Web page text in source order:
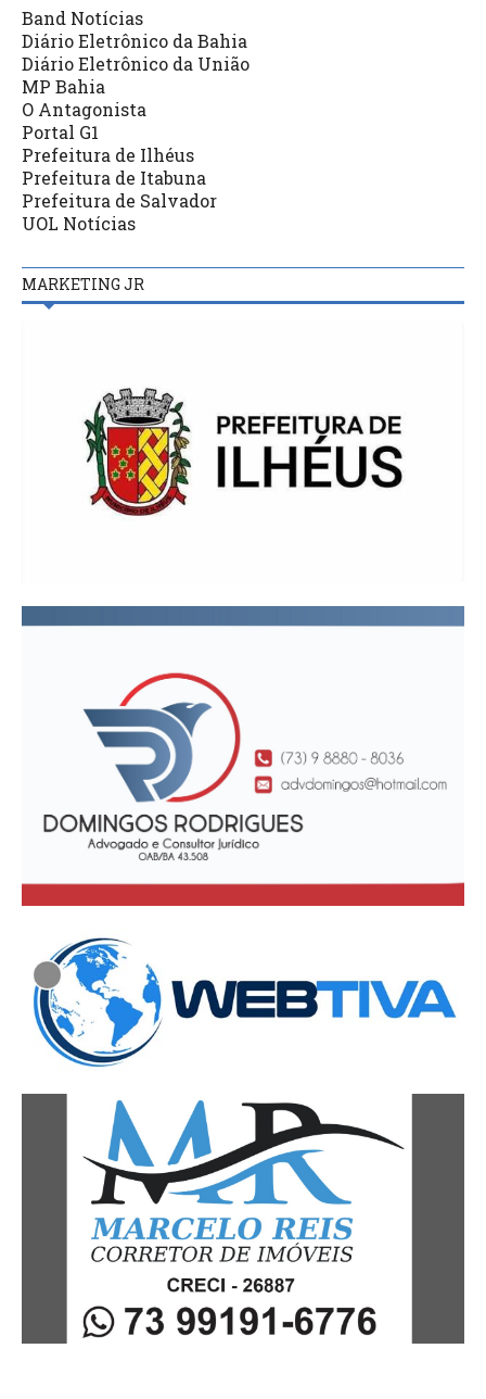
Band Notícias
Diário Eletrônico da Bahia
Diário Eletrônico da União
MP Bahia
O Antagonista
Portal G1
Prefeitura de Ilhéus
Prefeitura de Itabuna
Prefeitura de Salvador
UOL Notícias
MARKETING JR